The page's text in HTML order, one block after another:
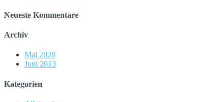
Neueste Kommentare
Archiv
Mai 2020
Juni 2013
Kategorien